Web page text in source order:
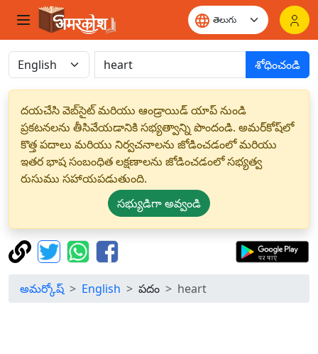
శోధించండి
దయచేసి వెబ్‌సైట్ మరియు ఆండ్రాయిడ్ యాప్ నుండి
ప్రకటనలను తీసివేయడానికి సభ్యత్వాన్ని పొందండి. అమర్‌కోష్‌లో
కొత్త పదాలు మరియు నిర్వచనాలను జోడించడంలో మరియు
ఇతర భాష సంబంధిత లక్షణాలను జోడించడంలో సభ్యత్వ
రుసుము సహాయపడుతుంది.
సభ్యుడిగా అవ్వండి
అమర్కోష్ English పదం heart